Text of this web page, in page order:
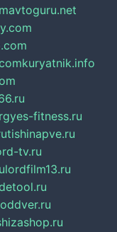
avtoguru.net
kuryatnik.info
yes-fitness.ru
tishinapve.ru
tv.ru
lordfilm13.ru